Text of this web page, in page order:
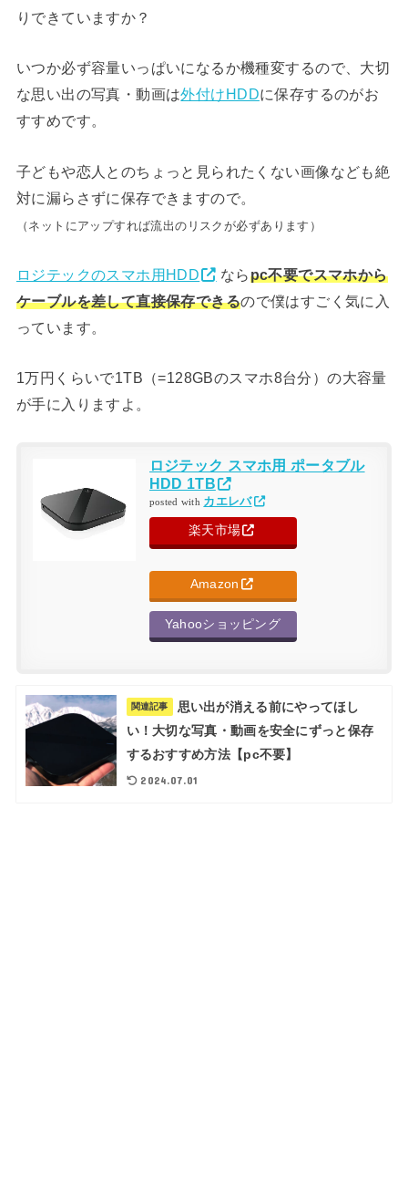
りできていますか？
いつか必ず容量いっぱいになるか機種変するので、大切
な思い出の写真・動画は外付けHDDに保存するのがお
すすめです。
子どもや恋人とのちょっと見られたくない画像なども絶
対に漏らさずに保存できますので。
（ネットにアップすれば流出のリスクが必ずあります）
ロジテックのスマホ用HDD ならpc不要でスマホから
ケーブルを差して直接保存できるので僕はすごく気に入
っています。
1万円くらいで1TB（=128GBのスマホ8台分）の大容量
が手に入りますよ。
ロジテック スマホ用 ポータブル
HDD 1TB
posted with カエレバ
楽天市場
Amazon
Yahooショッピング
関連記事
思い出が消える前にやってほし
い！大切な写真・動画を安全にずっと保存
するおすすめ方法【pc不要】
2024.07.01